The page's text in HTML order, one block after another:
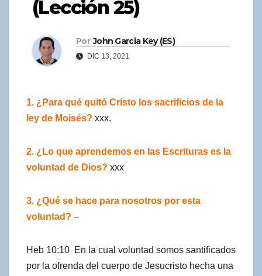
(Lección 25)
Por John Garcia Key (ES)
DIC 13, 2021
1. ¿Para qué quitó Cristo los sacrificios de la
ley de Moisés? xxx.
2. ¿Lo que aprendemos en las Escrituras es la
voluntad de Dios? xxx
3. ¿Qué se hace para nosotros por esta
voluntad? –
Heb 10:10 En la cual voluntad somos santificados
por la ofrenda del cuerpo de Jesucristo hecha una